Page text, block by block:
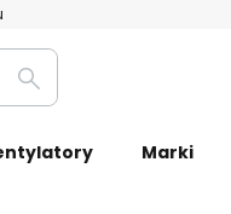
Szukaj
Marki